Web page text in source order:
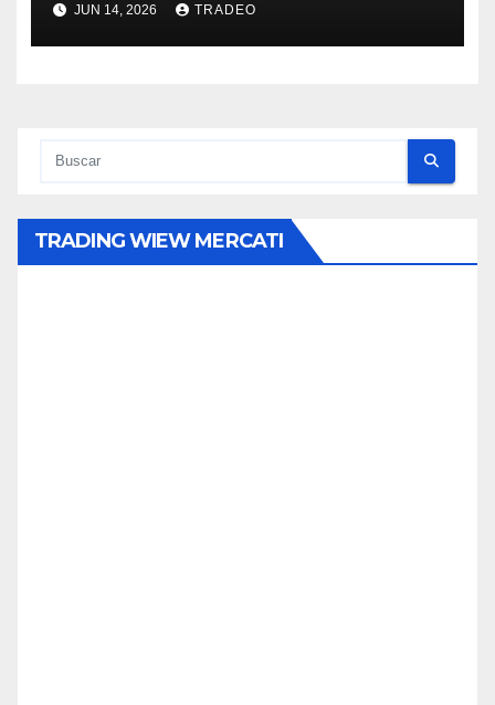
JUN 14, 2026 TRADEO
TRADING WIEW MERCATI